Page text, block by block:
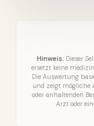
Hinweis: Dieser
ersetzt keine
Die Auswertung
und zeigt mögliche
oder anhaltenden
Arzt oder